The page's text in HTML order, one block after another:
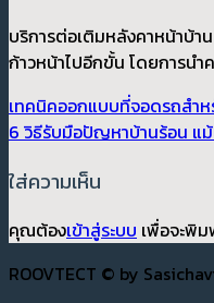
บริการต่อเติมหลังคาหน้าบ้า
ก้าวหน้าไปอีกขั้น โดยการน
เทคนิคออกแบบที่จอดรถสำ
6 วิธีรับมือปัญหาบ้านร้อน แ
ใส่ความเห็น
คุณต้องเข้าสู่ระบบ เพื่อจะพิ
ROOVTECT © by